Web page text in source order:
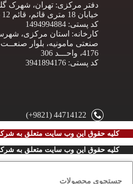
دفتر مرکزی: تهران، شهرک
خیابان 18 متری قائم، قائم 12 غربی، پلاک 97
کد پستی: 1494994884
کارخانه: استان مرکزی،
صنعتی مامونیه، بلوار
4176، واحـــد 306
کد پستی: 3941894176
44714122 (9821+)
کلیه حقوق این وب سایت متعلق به
کلیه حقوق این وب سایت متعلق به